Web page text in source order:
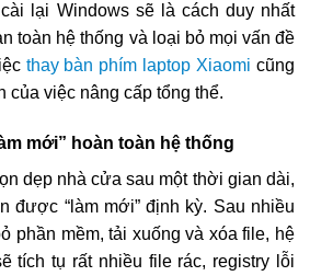
lại Windows sẽ là cách duy nhất
toàn hệ thống và loại bỏ mọi vấn đề
thay bàn phím laptop Xiaomi cũng
của việc nâng cấp tổng thể.
mới” hoàn toàn hệ thống
dẹp nhà cửa sau một thời gian dài,
được “làm mới” định kỳ. Sau nhiều
phần mềm, tải xuống và xóa file, hệ
tích tụ rất nhiều file rác, registry lỗi